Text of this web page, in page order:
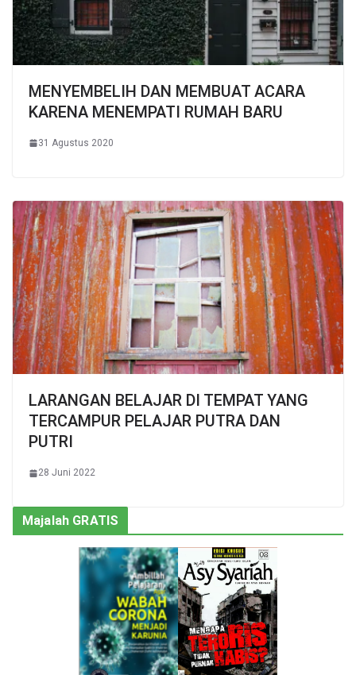
MENYEMBELIH DAN MEMBUAT ACARA
KARENA MENEMPATI RUMAH BARU
31 Agustus 2020
LARANGAN BELAJAR DI TEMPAT YANG
TERCAMPUR PELAJAR PUTRA DAN
PUTRI
28 Juni 2022
Majalah GRATIS